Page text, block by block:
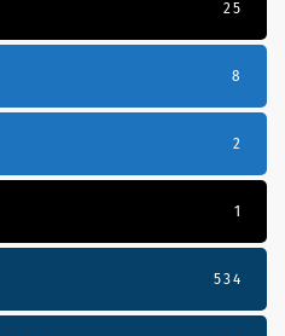
25
8
2
1
534